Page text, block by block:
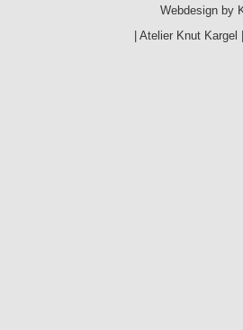
Webdesign by
|Atelier Knut Kargel